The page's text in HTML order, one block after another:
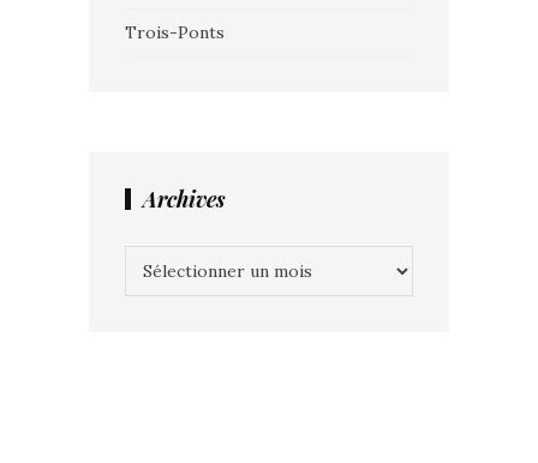
Trois-Ponts
Archives